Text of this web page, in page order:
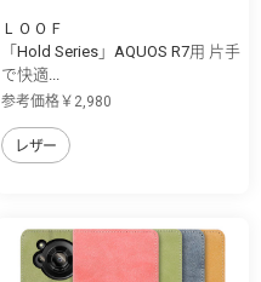
ＬＯＯＦ
「Hold Series」AQUOS R7用 片手
で快適...
参考価格￥2,980
レザー